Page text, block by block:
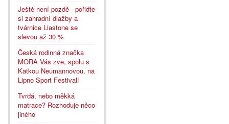
Ještě není pozdě - pořiďte
si zahradní dlažby a
tvárnice Liastone se
slevou až 30 %
Česká rodinná značka
MORA Vás zve, spolu s
Katkou Neumannovou, na
Lipno Sport Festival!
Tvrdá, nebo měkká
matrace? Rozhoduje něco
jiného